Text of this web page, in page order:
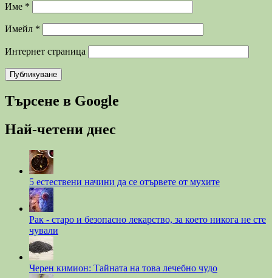
Име *
Имейл *
Интернет страница
Търсене в Google
Най-четени днес
5 естествени начини да се отървете от мухите
Рак - старо и безопасно лекарство, за което никога не сте
чували
Черен кимион: Тайната на това лечебно чудо